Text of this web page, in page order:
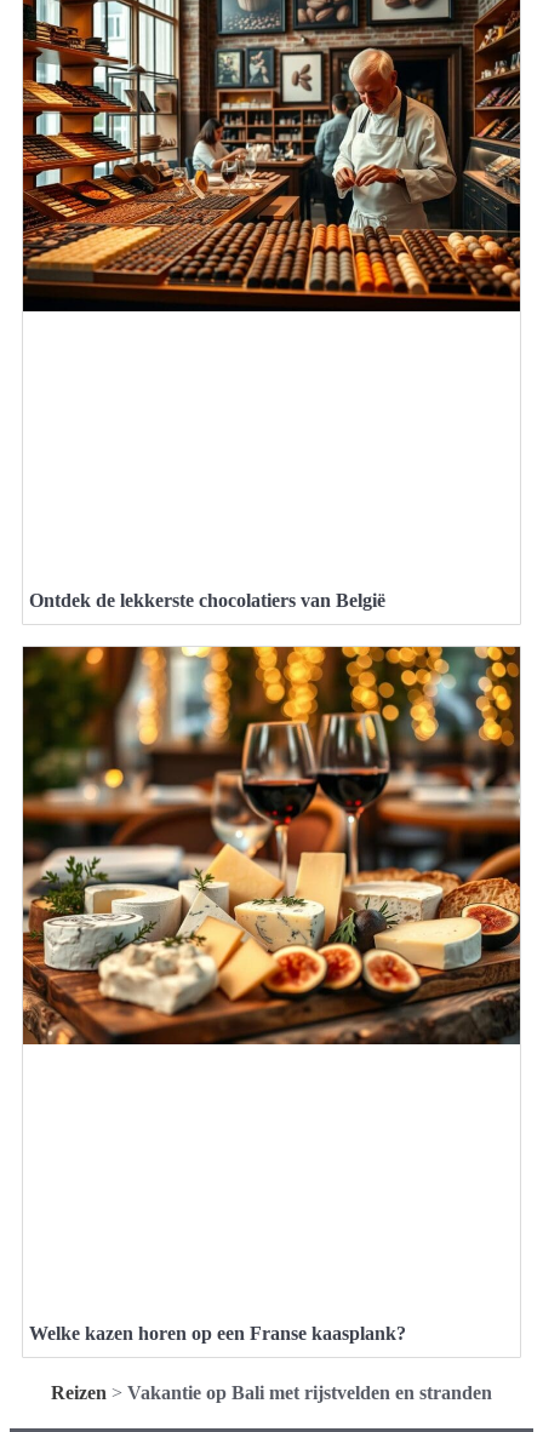
Ontdek de lekkerste chocolatiers van België
Welke kazen horen op een Franse kaasplank?
Reizen > Vakantie op Bali met rijstvelden en stranden